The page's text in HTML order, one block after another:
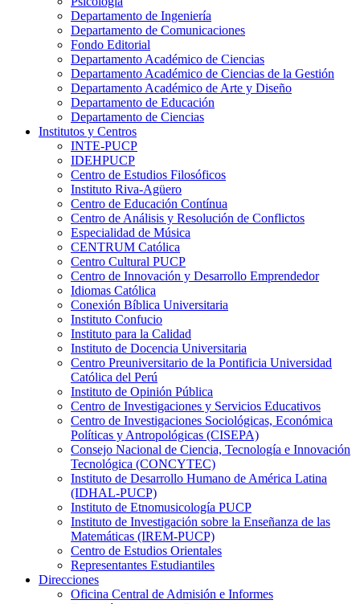
Departamento de Ingeniería
Departamento de Comunicaciones
Fondo Editorial
Departamento Académico de Ciencias
Departamento Académico de Ciencias de la Gestión
Departamento Académico de Arte y Diseño
Departamento de Educación
Departamento de Ciencias
Institutos y Centros
INTE-PUCP
IDEHPUCP
Centro de Estudios Filosóficos
Instituto Riva-Agüero
Centro de Educación Contínua
Centro de Análisis y Resolución de Conflictos
Especialidad de Música
CENTRUM Católica
Centro Cultural PUCP
Centro de Innovación y Desarrollo Emprendedor
Idiomas Católica
Conexión Bíblica Universitaria
Instituto Confucio
Instituto para la Calidad
Instituto de Docencia Universitaria
Centro Preuniversitario de la Pontificia Universidad
Católica del Perú
Instituto de Opinión Pública
Centro de Investigaciones y Servicios Educativos
Centro de Investigaciones Sociológicas, Económica
Políticas y Antropológicas (CISEPA)
Consejo Nacional de Ciencia, Tecnología e Innovación
Tecnológica (CONCYTEC)
Instituto de Desarrollo Humano de América Latina
(IDHAL-PUCP)
Instituto de Etnomusicología PUCP
Instituto de Investigación sobre la Enseñanza de las
Matemáticas (IREM-PUCP)
Centro de Estudios Orientales
Representantes Estudiantiles
Direcciones
Oficina Central de Admisión e Informes